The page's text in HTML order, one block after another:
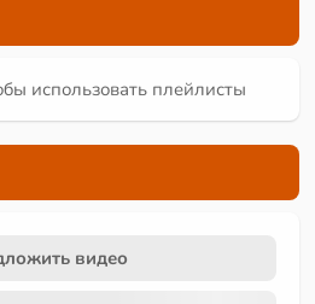
использовать плейлисты
видео